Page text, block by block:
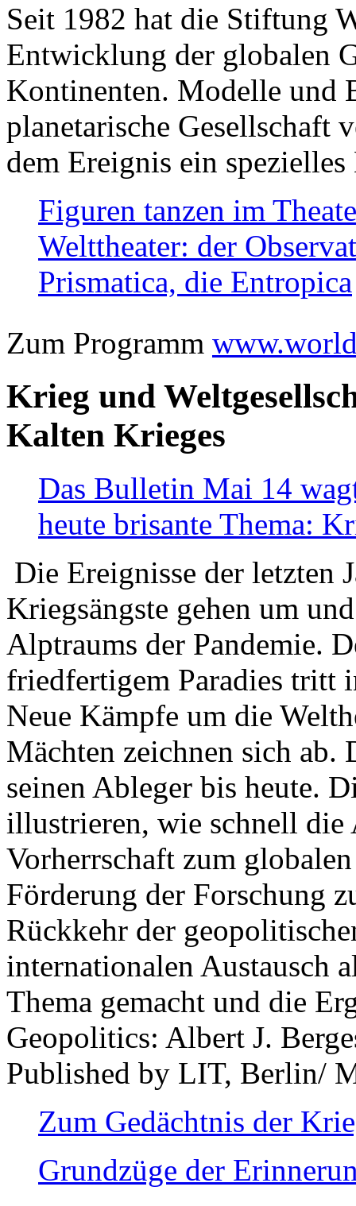
Seit 1982 hat die Stiftung
Entwicklung der globalen
Kontinenten. Modelle und
planetarische Gesellschaft
dem Ereignis ein
Figuren tanzen im
Welttheater: der
Prismatica, die Entropica
Zum Programm
Krieg und
Kalten Krieges
Das Bulletin Mai 14
heute brisante Thema:
Die Ereignisse der letzten
Kriegsängste gehen um
Alptraums der Pandemie.
friedfertigem Paradies tritt
Neue Kämpfe um die
Mächten zeichnen sich
seinen Ableger bis heute.
illustrieren, wie schnell die
Vorherrschaft zum
Förderung der Forschung
Rückkehr der
internationalen Austausch
Thema gemacht und die
Geopolitics: Albert J.
Published by LIT, Berlin/
Zum Gedächtnis der
Grundzüge der